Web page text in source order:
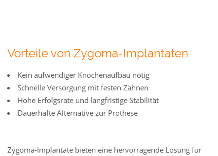
Vorteile von Zygoma-Implantaten
Kein aufwendiger Knochenaufbau nötig
Schnelle Versorgung mit festen Zähnen
Hohe Erfolgsrate und langfristige Stabilität
Dauerhafte Alternative zur Prothese
Zygoma-Implantate bieten eine hervorragende Lösung für